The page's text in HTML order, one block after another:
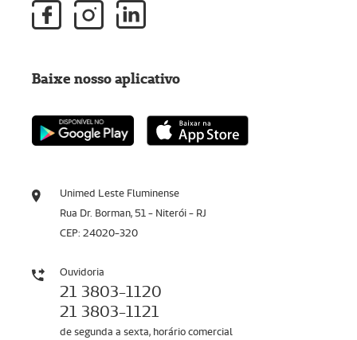
Unimed Leste Fluminense
Rua Dr. Borman, 51 - Niterói - RJ
CEP: 24020-320
Ouvidoria
21 3803-1120
21 3803-1121
de segunda a sexta, horário comercial
Baixe nosso aplicativo